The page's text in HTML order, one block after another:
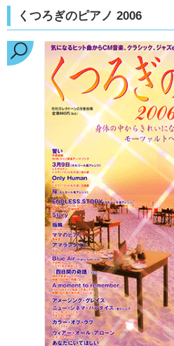
くつろぎのピアノ 2006